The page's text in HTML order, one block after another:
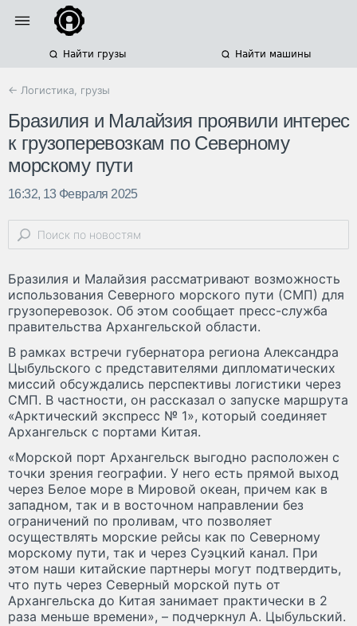
Найти грузы Найти машины
← Логистика, грузы
Бразилия и Малайзия проявили интерес
к грузоперевозкам по Северному
морскому пути
16:32, 13 Февраля 2025
Бразилия и Малайзия рассматривают возможность
использования Северного морского пути (СМП) для
грузоперевозок. Об этом сообщает пресс-служба
правительства Архангельской области.
В рамках встречи губернатора региона Александра
Цыбульского с представителями дипломатических
миссий обсуждались перспективы логистики через
СМП. В частности, он рассказал о запуске маршрута
«Арктический экспресс № 1», который соединяет
Архангельск с портами Китая.
«Морской порт Архангельск выгодно расположен с
точки зрения географии. У него есть прямой выход
через Белое море в Мировой океан, причем как в
западном, так и в восточном направлении без
ограничений по проливам, что позволяет
осуществлять морские рейсы как по Северному
морскому пути, так и через Суэцкий канал. При
этом наши китайские партнеры могут подтвердить,
что путь через Северный морской путь от
Архангельска до Китая занимает практически в 2
раза меньше времени», – подчеркнул А. Цыбульский.